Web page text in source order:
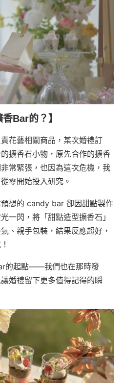
Bar的？】
花藝相關商品，某次婚禮訂
擴香石小物，原先合作的擴香
常緊張，也因為這次危機，我
零開始投入研究。
想的 candy bar 卻因甜點製作
一閃，將「甜點造型擴香石」
、親手包裝，結果反應超好，
的起點——我們也在那時發
婚禮留下更多值得記得的瞬